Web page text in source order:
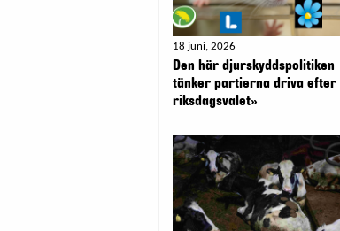
18 juni, 2026
Den här djurskyddspolitiken
tänker partierna driva efter
riksdagsvalet»